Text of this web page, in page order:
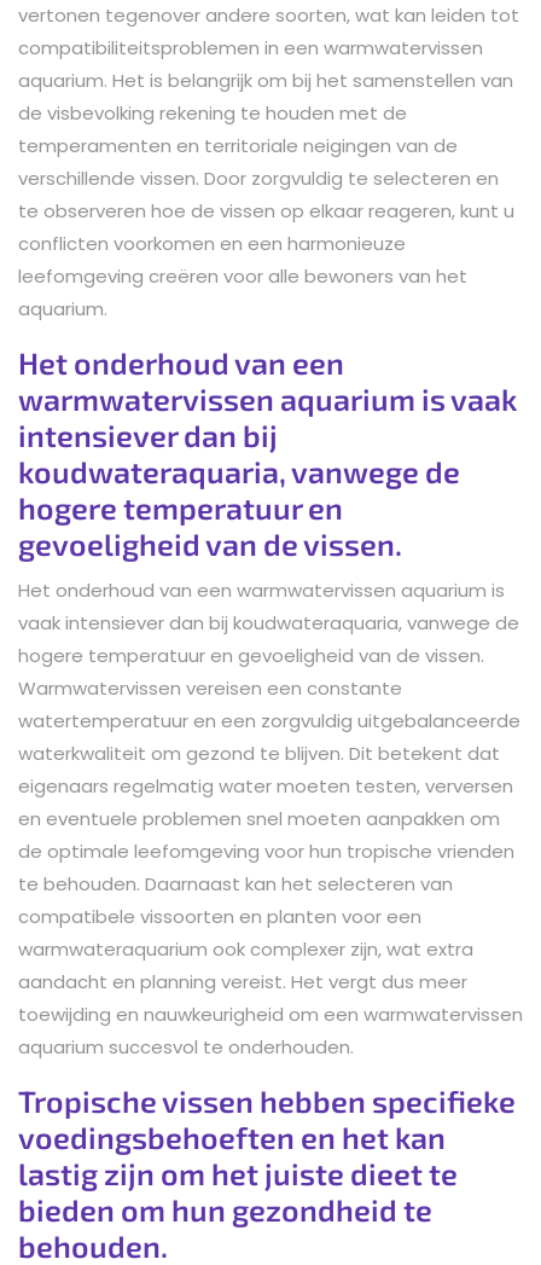
vertonen tegenover andere soorten, wat kan leiden tot
compatibiliteitsproblemen in een warmwatervissen
aquarium. Het is belangrijk om bij het samenstellen van
de visbevolking rekening te houden met de
temperamenten en territoriale neigingen van de
verschillende vissen. Door zorgvuldig te selecteren en
te observeren hoe de vissen op elkaar reageren, kunt u
conflicten voorkomen en een harmonieuze
leefomgeving creëren voor alle bewoners van het
aquarium.
Het onderhoud van een
warmwatervissen aquarium is vaak
intensiever dan bij
koudwateraquaria, vanwege de
hogere temperatuur en
gevoeligheid van de vissen.
Het onderhoud van een warmwatervissen aquarium is
vaak intensiever dan bij koudwateraquaria, vanwege de
hogere temperatuur en gevoeligheid van de vissen.
Warmwatervissen vereisen een constante
watertemperatuur en een zorgvuldig uitgebalanceerde
waterkwaliteit om gezond te blijven. Dit betekent dat
eigenaars regelmatig water moeten testen, verversen
en eventuele problemen snel moeten aanpakken om
de optimale leefomgeving voor hun tropische vrienden
te behouden. Daarnaast kan het selecteren van
compatibele vissoorten en planten voor een
warmwateraquarium ook complexer zijn, wat extra
aandacht en planning vereist. Het vergt dus meer
toewijding en nauwkeurigheid om een warmwatervissen
aquarium succesvol te onderhouden.
Tropische vissen hebben specifieke
voedingsbehoeften en het kan
lastig zijn om het juiste dieet te
bieden om hun gezondheid te
behouden.